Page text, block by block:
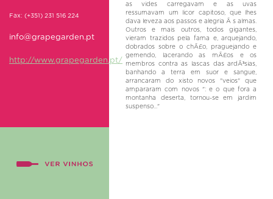
Fax: (+351) 231 516 224
info@grapegarden.pt
http://www.grapegarden.pt/
as vides carregavam e as uvas
ressumavam um licor capitoso, que lhes
dava leveza aos passos e alegria Ã s almas.
Outros e mais outros, todos gigantes,
vieram trazidos pela fama e, arquejando,
dobrados sobre o chÃ£o, praguejando e
gemendo, lacerando as mÃ£os e os
membros contra as lascas das ardÃ³sias,
banhando a terra em suor e sangue,
arrancaram do xisto novos "veios" que
ampararam com novos ": e o que fora a
montanha deserta, tornou-se em jardim
suspenso..."